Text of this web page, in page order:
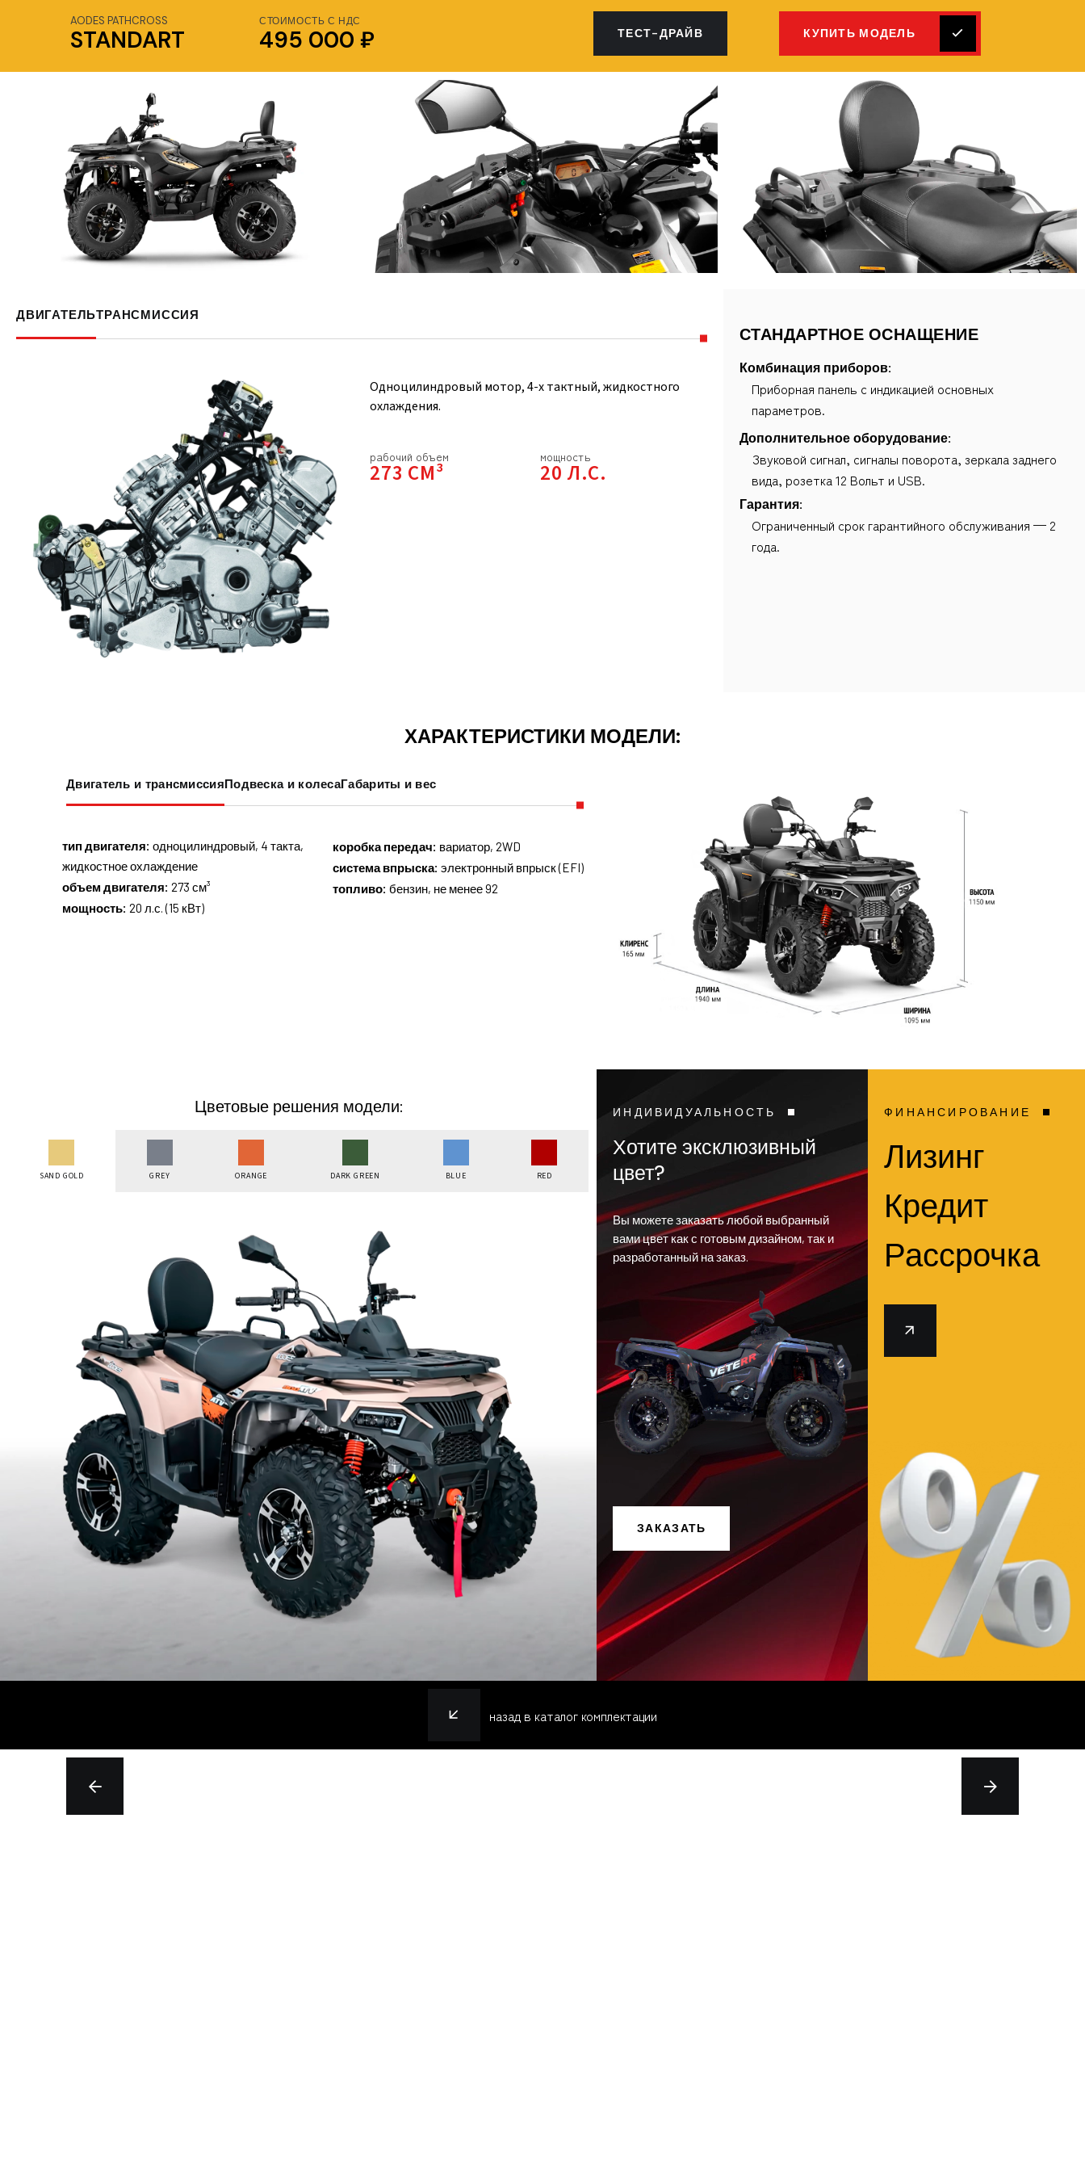
AODES PATHCROSS
STANDART
СТОИМОСТЬ С НДС
495 000 ₽ ТЕСТ-ДРАЙВ КУПИТЬ МОДЕЛЬ
ДВИГАТЕЛЬТРАНСМИССИЯ
Одноцилиндровый мотор, 4-х тактный, жидкостного
охлаждения.
рабочий объем
273 СМ³
мощность
20 Л.С.
СТАНДАРТНОЕ ОСНАЩЕНИЕ
Комбинация приборов:
Приборная панель с индикацией основных
параметров.
Дополнительное оборудование:
Звуковой сигнал, сигналы поворота, зеркала заднего
вида, розетка 12 Вольт и USB.
Гарантия:
Ограниченный срок гарантийного обслуживания — 2
года.
ХАРАКТЕРИСТИКИ МОДЕЛИ:
Двигатель и трансмиссияПодвеска и колесаГабариты и вес
тип двигателя: одноцилиндровый, 4 такта,
жидкостное охлаждение
объем двигателя: 273 см³
мощность: 20 л.с. (15 кВт)
коробка передач: вариатор, 2WD
система впрыска: электронный впрыск (EFI)
топливо: бензин, не менее 92
Цветовые решения модели:
SAND GOLD GREY ORANGE DARK GREEN BLUE RED
ИНДИВИДУАЛЬНОСТЬ
Хотите эксклюзивный
цвет?
Вы можете заказать любой выбранный
вами цвет как с готовым дизайном, так и
разработанный на заказ.
ЗАКАЗАТЬ
ФИНАНСИРОВАНИЕ
Лизинг
Кредит
Рассрочка
назад в каталог комплектации